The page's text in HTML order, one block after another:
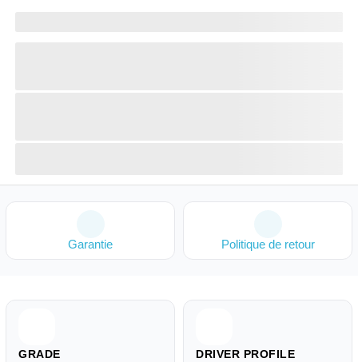
Garantie Politique de retour
GRADE DRIVER PROFILE